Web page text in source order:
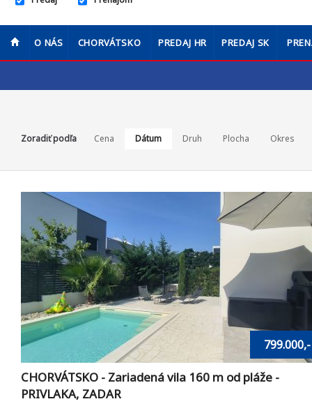
Zoradiť podľa Cena Dátum Druh Plocha Okres
CHORVÁTSKO - Zariadená vila 160 m od pláže -
PRIVLAKA, ZADAR
O NÁS CHORVÁTSKO PREDAJ HR PREDAJ SK